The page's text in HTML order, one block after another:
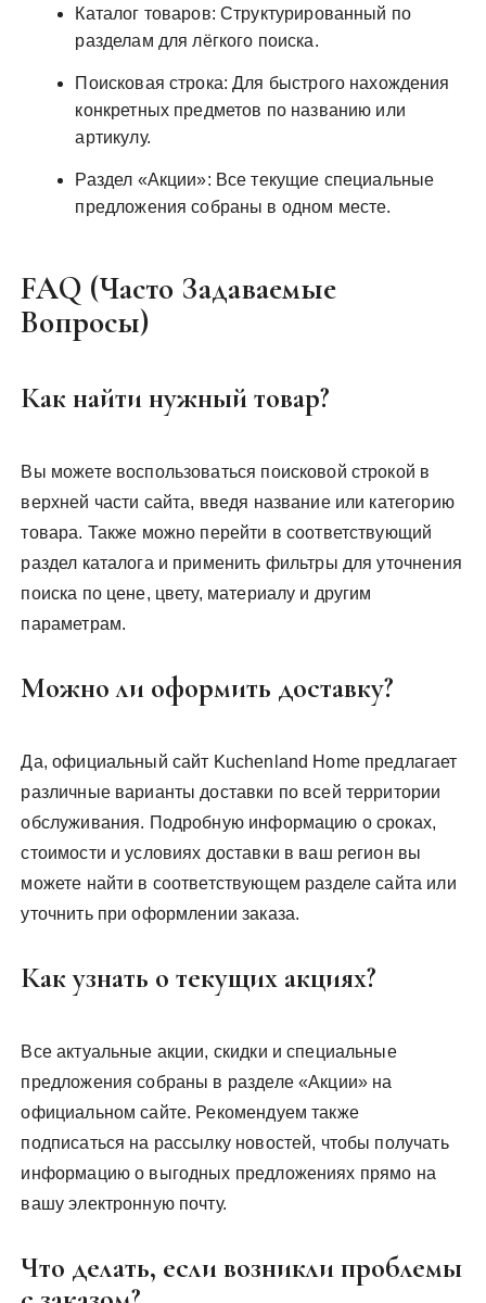
Каталог товаров: Структурированный по
разделам для лёгкого поиска.
Поисковая строка: Для быстрого нахождения
конкретных предметов по названию или
артикулу.
Раздел «Акции»: Все текущие специальные
предложения собраны в одном месте.
FAQ (Часто Задаваемые
Вопросы)
Как найти нужный товар?
Вы можете воспользоваться поисковой строкой в
верхней части сайта, введя название или категорию
товара. Также можно перейти в соответствующий
раздел каталога и применить фильтры для уточнения
поиска по цене, цвету, материалу и другим
параметрам.
Можно ли оформить доставку?
Да, официальный сайт Kuchenland Home предлагает
различные варианты доставки по всей территории
обслуживания. Подробную информацию о сроках,
стоимости и условиях доставки в ваш регион вы
можете найти в соответствующем разделе сайта или
уточнить при оформлении заказа.
Как узнать о текущих акциях?
Все актуальные акции, скидки и специальные
предложения собраны в разделе «Акции» на
официальном сайте. Рекомендуем также
подписаться на рассылку новостей, чтобы получать
информацию о выгодных предложениях прямо на
вашу электронную почту.
Что делать, если возникли проблемы